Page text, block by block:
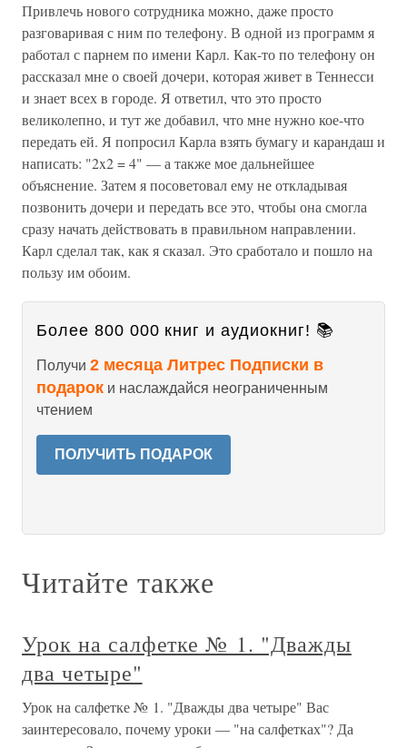
Привлечь нового сотрудника можно, даже просто
разговаривая с ним по телефону. В одной из программ я
работал с парнем по имени Карл. Как-то по телефону он
рассказал мне о своей дочери, которая живет в Теннесси
и знает всех в городе. Я ответил, что это просто
великолепно, и тут же добавил, что мне нужно кое-что
передать ей. Я попросил Карла взять бумагу и карандаш и
написать: "2x2 = 4" — а также мое дальнейшее
объяснение. Затем я посоветовал ему не откладывая
позвонить дочери и передать все это, чтобы она смогла
сразу начать действовать в правильном направлении.
Карл сделал так, как я сказал. Это сработало и пошло на
пользу им обоим.
Более 800 000 книг и аудиокниг! 📚
Получи 2 месяца Литрес Подписки в
подарок и наслаждайся неограниченным
чтением
ПОЛУЧИТЬ ПОДАРОК
Читайте также
Урок на салфетке № 1. "Дважды
два четыре"
Урок на салфетке № 1. "Дважды два четыре" Вас
заинтересовало, почему уроки — "на салфетках"? Да